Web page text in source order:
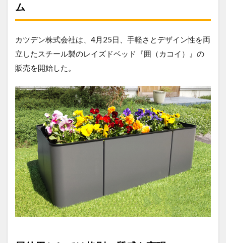
ム
カツデン株式会社は、4月25日、手軽さとデザイン性を両
立したスチール製のレイズドベッド『囲（カコイ）』の
販売を開始した。